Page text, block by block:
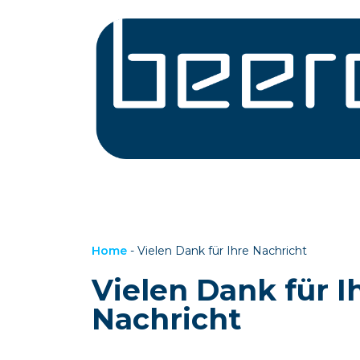
Home -Vielen Dank für Ihre Nachricht
Vielen Dank für
Nachricht